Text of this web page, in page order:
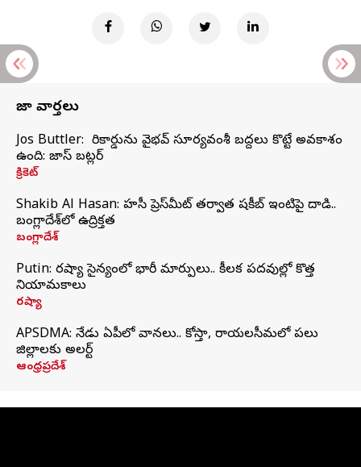
తాజా వార్తలు
Jos Buttler: నా రికార్డును వైభవ్ సూర్యవంశీ బద్దలు కొట్టే అవకాశం
ఉంది: జాస్ బట్లర్
క్రికెట్
Shakib Al Hasan: హసీనా ప్రెస్‌మీట్‌ తర్వాత షకీబ్‌ ఇంటిపై దాడి..
బంగ్లాదేశ్‌లో ఉద్రిక్తత
బంగ్లాదేశ్
Putin: రష్యా సైన్యంలో భారీ మార్పులు.. కీలక పదవుల్లో కొత్త
నియామకాలు
రష్యా
APSDMA: నేడు ఏపీలో వానలు.. కోస్తా, రాయలసీమలో పలు
జిల్లాలకు అలర్ట్
ఆంధ్రప్రదేశ్